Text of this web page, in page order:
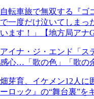
自転車旅で無双する『ゴ
で一度だけ泣いてしま
います！」【地方局アナ
アイナ・ジ・エンド「ス
感心…「歌の色」「歌の
畑芽育、イケメン12人
ーロック』の“舞台裏”を